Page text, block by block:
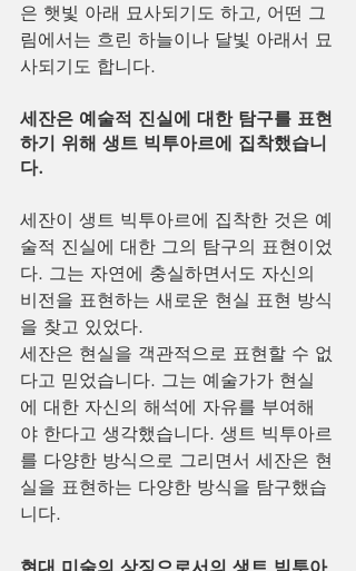
은 햇빛 아래 묘사되기도 하고, 어떤 그
림에서는 흐린 하늘이나 달빛 아래서 묘
사되기도 합니다.
세잔은 예술적 진실에 대한 탐구를 표현
하기 위해 생트 빅투아르에 집착했습니
다.
세잔이 생트 빅투아르에 집착한 것은 예
술적 진실에 대한 그의 탐구의 표현이었
다. 그는 자연에 충실하면서도 자신의
비전을 표현하는 새로운 현실 표현 방식
을 찾고 있었다.
세잔은 현실을 객관적으로 표현할 수 없
다고 믿었습니다. 그는 예술가가 현실
에 대한 자신의 해석에 자유를 부여해
야 한다고 생각했습니다. 생트 빅투아르
를 다양한 방식으로 그리면서 세잔은 현
실을 표현하는 다양한 방식을 탐구했습
니다.